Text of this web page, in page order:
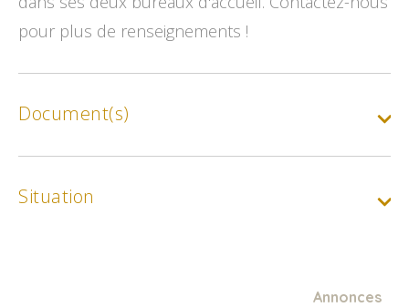
pour plus de renseignements !
Document(s)
Situation
Annonces